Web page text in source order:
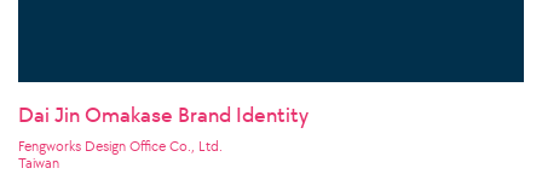
Dai Jin Omakase Brand Identity
Fengworks Design Office Co., Ltd.
Taiwan